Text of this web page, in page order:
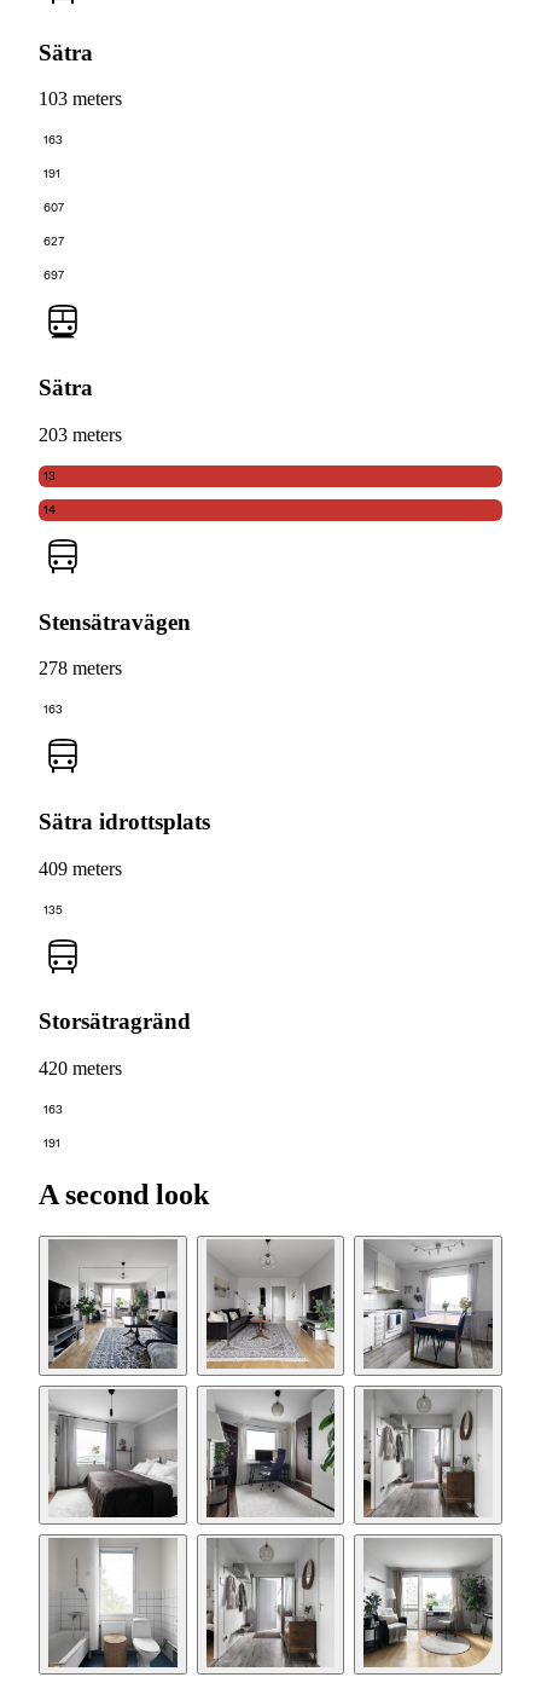
Sätra
103 meters
163
191
607
627
697
Sätra
203 meters
13
14
Stensätravägen
278 meters
163
Sätra idrottsplats
409 meters
135
Storsätragränd
420 meters
163
191
A second look